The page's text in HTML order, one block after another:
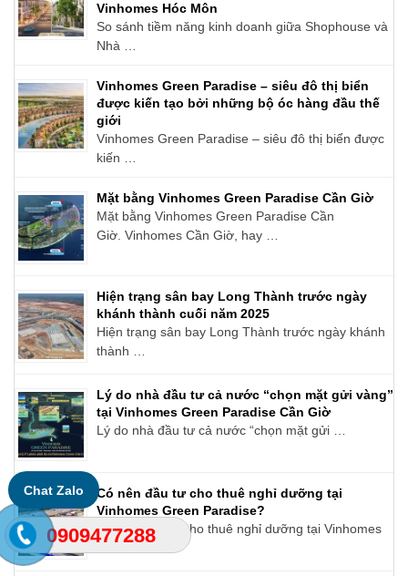
Vinhomes Hóc Môn
So sánh tiềm năng kinh doanh giữa Shophouse và
Nhà …
Vinhomes Green Paradise – siêu đô thị biển
được kiến tạo bởi những bộ óc hàng đầu thế
giới
Vinhomes Green Paradise – siêu đô thị biển được
kiến …
Mặt bằng Vinhomes Green Paradise Cần Giờ
Mặt bằng Vinhomes Green Paradise Cần
Giờ. Vinhomes Cần Giờ, hay …
Hiện trạng sân bay Long Thành trước ngày
khánh thành cuối năm 2025
Hiện trạng sân bay Long Thành trước ngày khánh
thành …
Lý do nhà đầu tư cả nước “chọn mặt gửi vàng”
tại Vinhomes Green Paradise Cần Giờ
Lý do nhà đầu tư cả nước “chọn mặt gửi …
Có nên đầu tư cho thuê nghỉ dưỡng tại
Vinhomes Green Paradise?
Có nên đầu tư cho thuê nghỉ dưỡng tại Vinhomes
Chat Zalo
0909477288